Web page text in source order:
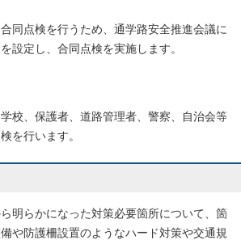
同点検を行うため、通学路安全推進会議に
設定し、合同点検を実施します。
校、保護者、道路管理者、警察、自治会等
を行います。
明らかになった対策必要箇所について、箇
や防護柵設置のようなハード対策や交通規